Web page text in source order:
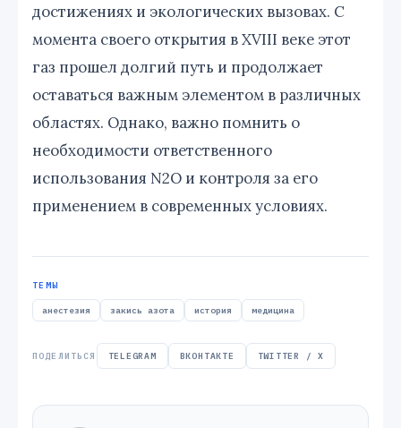
достижениях и экологических вызовах. С
момента своего открытия в XVIII веке этот
газ прошел долгий путь и продолжает
оставаться важным элементом в различных
областях. Однако, важно помнить о
необходимости ответственного
использования N2O и контроля за его
применением в современных условиях.
ТЕМЫ
анестезия закись азота история медицина
ПОДЕЛИТЬСЯ TELEGRAM ВКОНТАКТЕ TWITTER / X